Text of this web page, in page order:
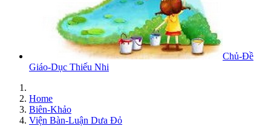
Chủ-Đề
Giáo-Dục Thiếu Nhi
Home
Biên-Khảo
Viện Bàn-Luận Dưa Đỏ